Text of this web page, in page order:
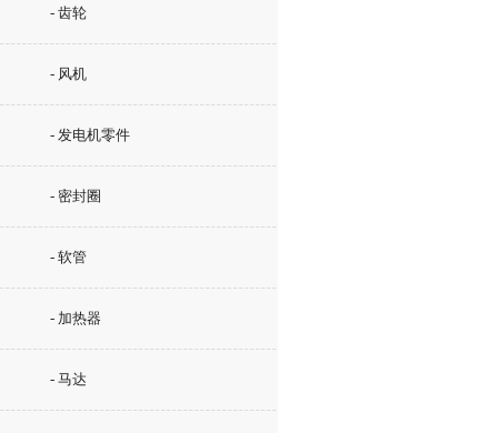
- 齿轮
- 风机
- 发电机零件
- 密封圈
- 软管
- 加热器
- 马达